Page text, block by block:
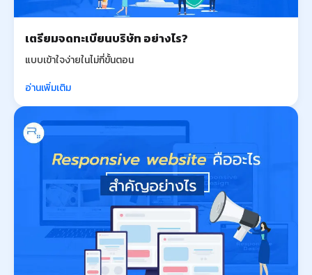
เตรียมจดทะเบียนบริษัท อย่างไร?
แบบเข้าใจง่ายในไม่กี่ขั้นตอน
อ่านเพิ่มเติม